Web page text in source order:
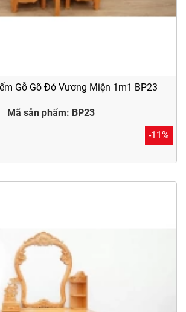
Gỗ Gõ Đỏ Vương Miện 1m1 BP23
Mã sản phẩm: BP23
-11%